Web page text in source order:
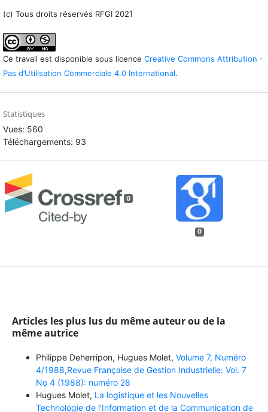
(c) Tous droits réservés RFGI 2021
Ce travail est disponible sous licence Creative Commons Attribution -
Pas d’Utilisation Commerciale 4.0 International.
Statistiques
Vues: 560
Téléchargements: 93
0
0
Articles les plus lus du même auteur ou de la
même autrice
Philippe Deherripon, Hugues Molet, Volume 7, Numéro
4/1988,Revue Française de Gestion Industrielle: Vol. 7
No 4 (1988): numéro 28
Hugues Molet, La logistique et les Nouvelles
Technologie de l'Information et de la Communication de